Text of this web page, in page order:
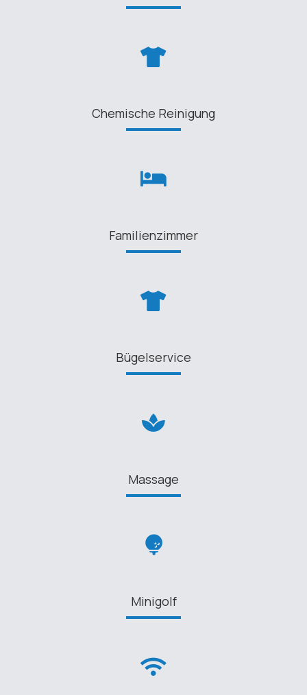
Chemische Reinigung
Familienzimmer
Bügelservice
Massage
Minigolf